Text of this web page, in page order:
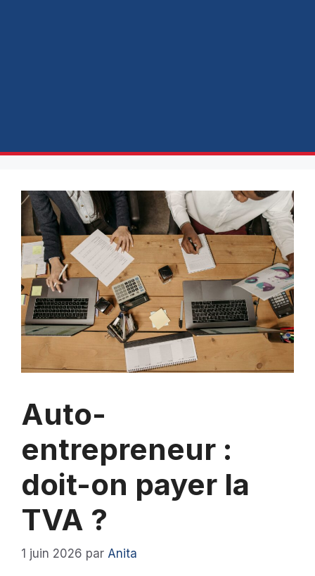
Auto-
entrepreneur :
doit-on payer la
TVA ?
1 juin 2026 par Anita